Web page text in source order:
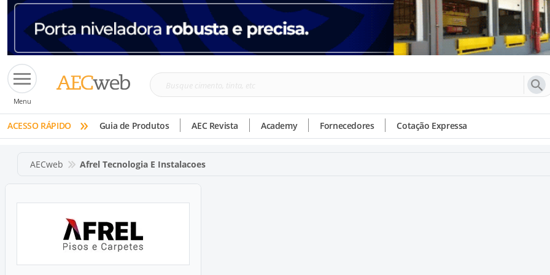
Menu
Busque
tinta,
etc
ACESSO RÁPIDO » Guia de Produtos AEC Revista Academy Fornecedores Cotação Expressa
AECweb Afrel Tecnologia E Instalacoes